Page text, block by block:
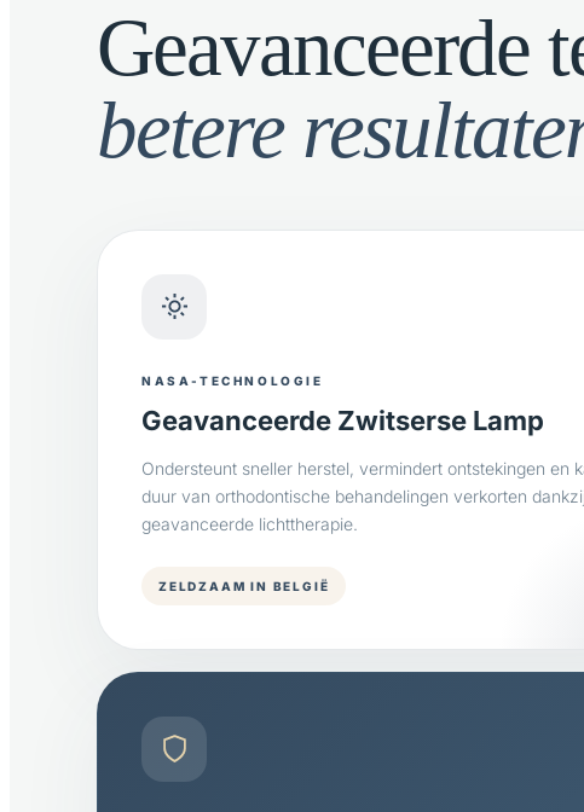
Geavanceerde
betere
NASA-TECHNOLOGIE
Geavanceerde Zwitserse Lamp
Ondersteunt sneller herstel, vermindert ontstekingen en
duur van orthodontische behandelingen verkorten
geavanceerde lichttherapie.
ZELDZAAM IN BELGIË